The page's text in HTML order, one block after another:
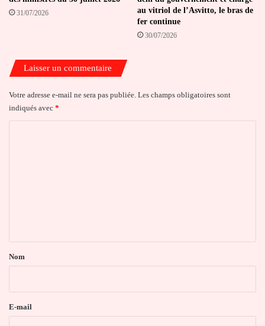
31/07/2026
au vitriol de l’Asvitto, le bras de
fer continue
30/07/2026
Laisser un commentaire
Votre adresse e-mail ne sera pas publiée. Les champs obligatoires sont
indiqués avec *
a
e
Nom
E-mail